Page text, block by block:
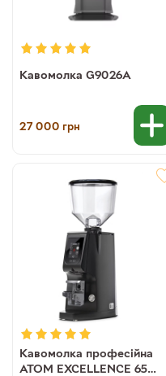
Кавомолка G9026A
27 000 грн
Кавомолка професійна
ATOM EXCELLENCE 65